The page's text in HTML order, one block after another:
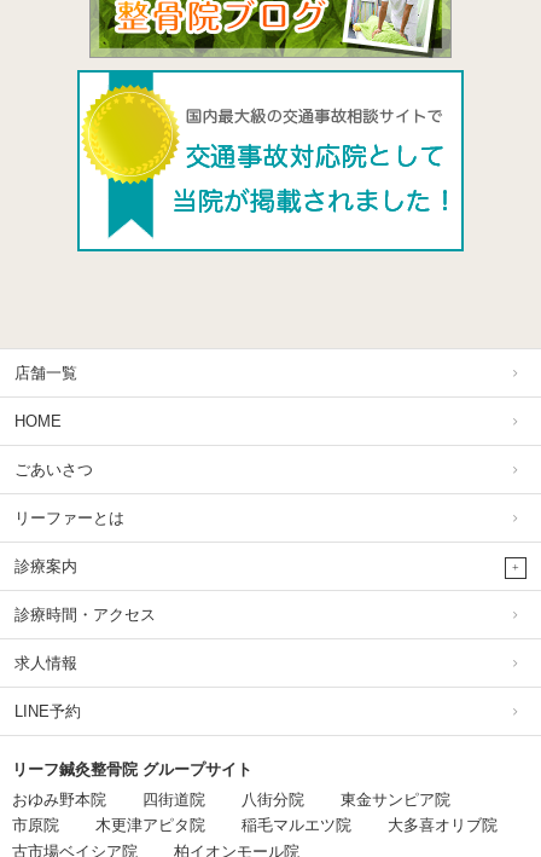
店舗一覧
HOME
ごあいさつ
リーファーとは
診療案内
診療時間・アクセス
求人情報
LINE予約
リーフ鍼灸整骨院 グループサイト
おゆみ野本院
四街道院 八街分院
東金サンピア院
市原院
木更津アピタ院 稲毛マルエツ院
大多喜オリブ院
古市場ベイシア院
柏イオンモール院